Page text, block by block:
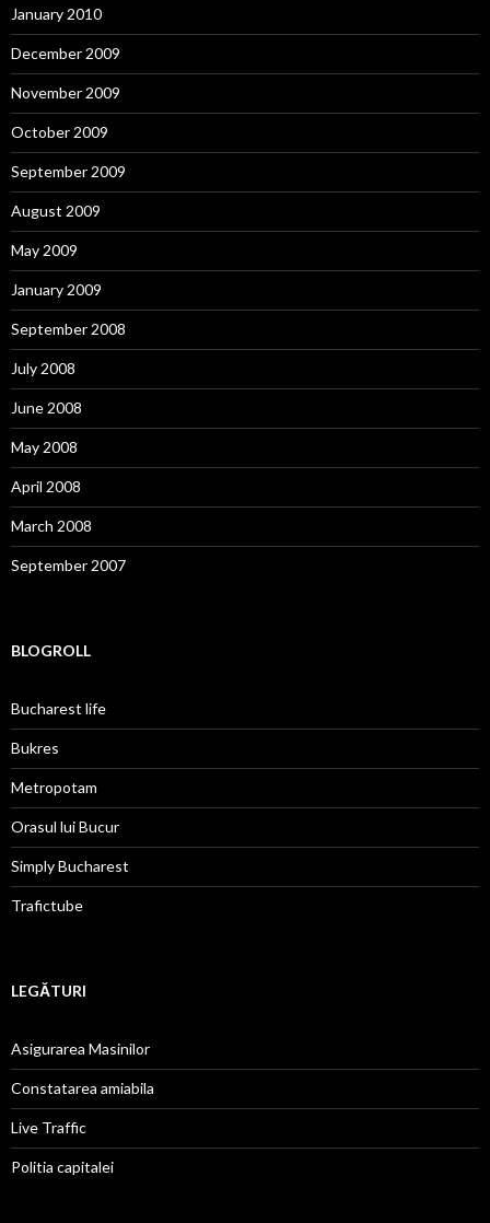
January 2010
December 2009
November 2009
October 2009
September 2009
August 2009
May 2009
January 2009
September 2008
July 2008
June 2008
May 2008
April 2008
March 2008
September 2007
BLOGROLL
Bucharest life
Bukres
Metropotam
Orasul lui Bucur
Simply Bucharest
Trafictube
LEGĂTURI
Asigurarea Masinilor
Constatarea amiabila
Live Traffic
Politia capitalei